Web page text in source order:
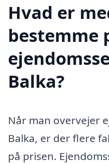
Hvad er
bestemme
Balka?
Når man overvejer
Balka, er der flere
på prisen.